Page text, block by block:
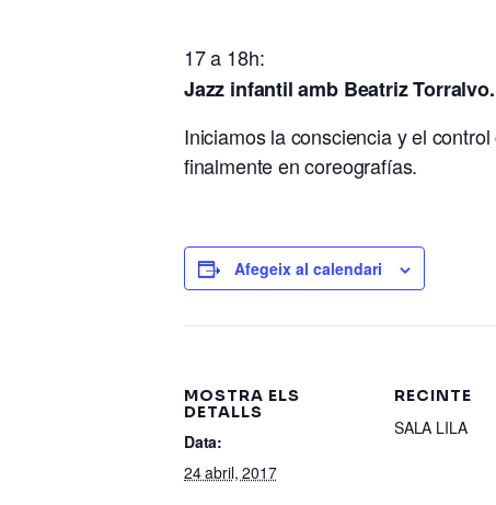
17 a 18h:
Jazz infantil amb Beatriz Torralvo.
Iniciamos la consciencia y el
finalmente en coreografías.
Afegeix al calendari
MOSTRA ELS
DETALLS
Data:
24 abril, 2017
RECINTE
SALA LILA